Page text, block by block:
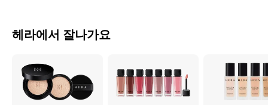
헤라에서 잘나가요